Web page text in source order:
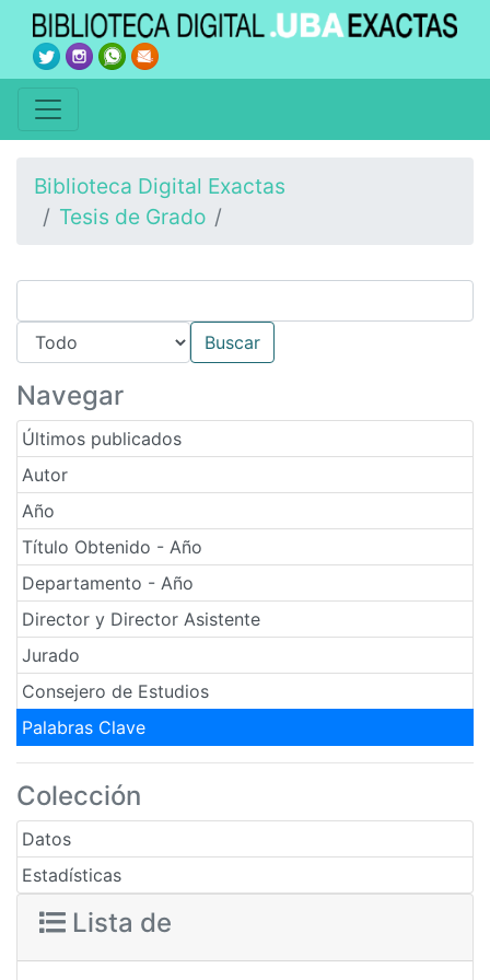
Biblioteca Digital Exactas
Tesis de Grado
Navegar
Últimos publicados
Autor
Año
Título Obtenido - Año
Departamento - Año
Director y Director Asistente
Jurado
Consejero de Estudios
Palabras Clave
Colección
Datos
Estadísticas
Lista de